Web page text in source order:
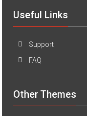
Useful Links
Support
FAQ
Other Themes